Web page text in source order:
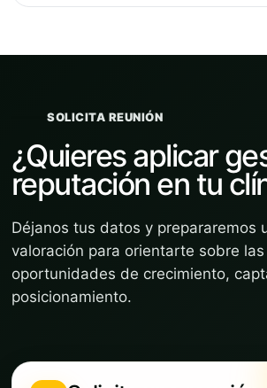
SOLICITA REUNIÓN
¿Quieres aplicar
reputación en tu
Déjanos tus datos y prepararemos
valoración para orientarte sobre
oportunidades de crecimiento,
posicionamiento.